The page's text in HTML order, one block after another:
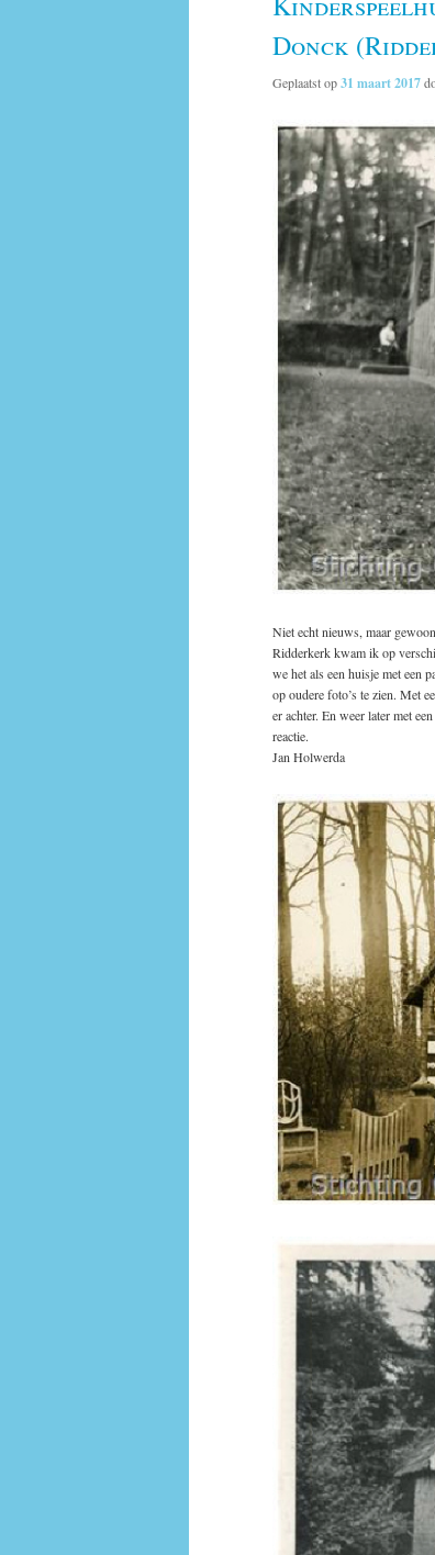
Donck
Geplaatst op31 maart 2017
Niet echt nieuws, maar
Ridderkerk kwam ik op
we het als een huisje met een
op oudere foto’s te zien. Met
er achter. En weer later met
reactie.
Jan Holwerda